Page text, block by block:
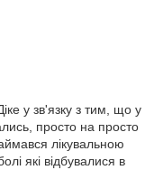
у зв'язку з тим, що у
просто на просто
лікувальною
які відбувалися в